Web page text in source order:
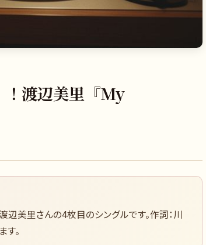
！渡辺美里『My
辺美里さんの4枚目のシングルです。作詞：川
。